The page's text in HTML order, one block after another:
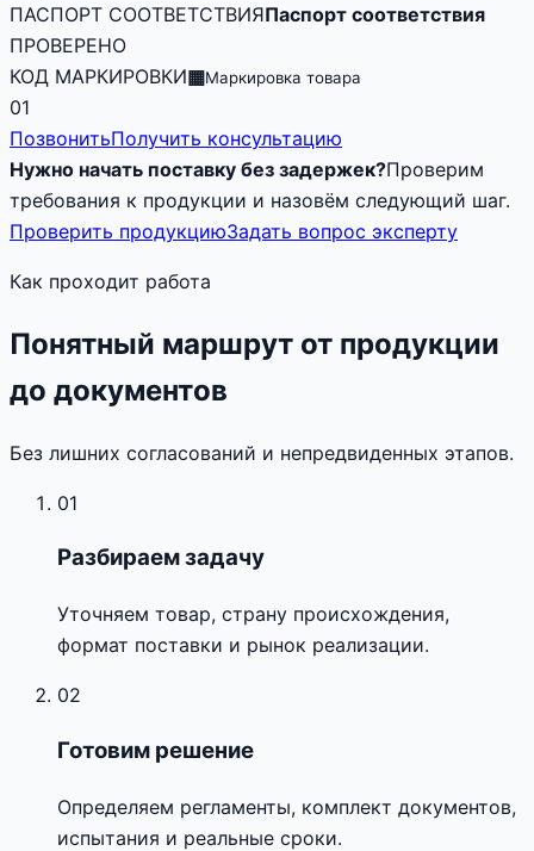
ПАСПОРТ СООТВЕТСТВИЯПаспорт соответствия
ПРОВЕРЕНО
КОД МАРКИРОВКИ▦Маркировка товара
01
ПозвонитьПолучить консультацию
Нужно начать поставку без задержек?Проверим
требования к продукции и назовём следующий шаг.
Проверить продукциюЗадать вопрос эксперту
Как проходит работа
Понятный маршрут от продукции
до документов
Без лишних согласований и непредвиденных этапов.
01
Разбираем задачу
Уточняем товар, страну происхождения,
формат поставки и рынок реализации.
02
Готовим решение
Определяем регламенты, комплект документов,
испытания и реальные сроки.